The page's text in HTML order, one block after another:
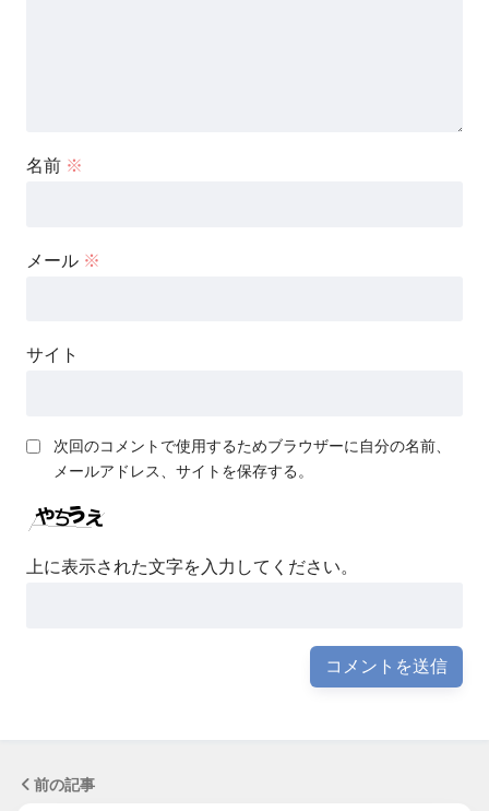
名前 ※
メール ※
サイト
次回のコメントで使用するためブラウザーに自分の名前、
メールアドレス、サイトを保存する。
上に表示された文字を入力してください。
前の記事